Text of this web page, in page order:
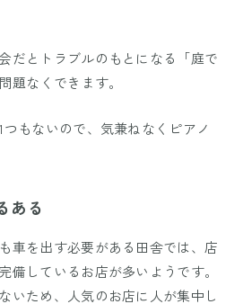
だとトラブルのもとになる「庭で
題なくできます。
つもないので、気兼ねなくピアノ
ある
車を出す必要がある田舎では、店
備しているお店が多いようです。
いため、人気のお店に人が集中し